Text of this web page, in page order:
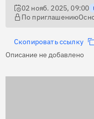
02 нояб. 2025, 09:00
По приглашению
Скопировать ссылку
Описание не добавлено